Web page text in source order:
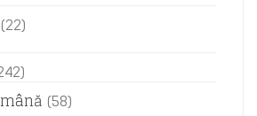
(22)
(58)